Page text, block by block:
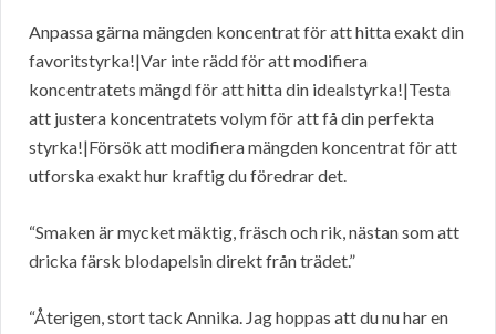
Anpassa gärna mängden koncentrat för att hitta exakt din
favoritstyrka!|Var inte rädd för att modifiera
koncentratets mängd för att hitta din idealstyrka!|Testa
att justera koncentratets volym för att få din perfekta
styrka!|Försök att modifiera mängden koncentrat för att
utforska exakt hur kraftig du föredrar det.
“Smaken är mycket mäktig, fräsch och rik, nästan som att
dricka färsk blodapelsin direkt från trädet.”
“Återigen, stort tack Annika. Jag hoppas att du nu har en